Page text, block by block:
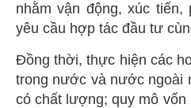
nhằm vận động, xúc
yêu cầu hợp tác đầu tư
Đồng thời, thực hiện các
trong nước và nước ngoài
có chất lượng; quy mô vốn